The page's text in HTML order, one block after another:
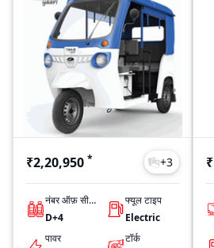
₹2,20,950 * +3
नंबर ऑफ़ सीट्स
D+4
फ्यूल टाइप
Electric
पावर
टॉर्क